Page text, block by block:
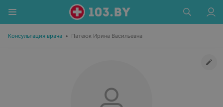
Консультация врача • Патеюк Ирина Васильевна